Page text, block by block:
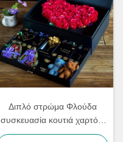
Διπλό στρώμα Φλούδα
συσκευασία κουτιά χαρτόνι
ανθοπώλης μπουκέτο κουτί